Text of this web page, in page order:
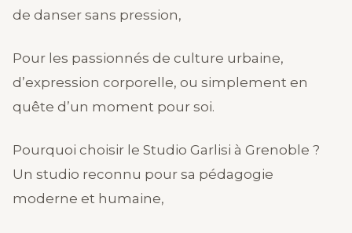
de danser sans pression,
Pour les passionnés de culture urbaine,
d’expression corporelle, ou simplement en
quête d’un moment pour soi.
Pourquoi choisir le Studio Garlisi à Grenoble ?
Un studio reconnu pour sa pédagogie
moderne et humaine,